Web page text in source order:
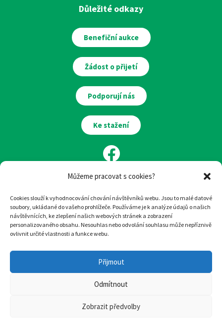
Můžeme pracovat s cookies?
Cookies slouží k vyhodnocování chování návštěvníků webu. Jsou to malé datové
soubory, ukládané do vašeho prohlížeče. Používáme je k analýze údajů o našich
návštěvnících, ke zlepšení našich webových stránek a zobrazení
personalizovaného obsahu. Nesouhlas nebo odvolání souhlasu může nepříznivě
ovlivnit určité vlastnosti a funkce webu.
Přijmout
Odmítnout
Zobrazit předvolby
Důležité odkazy
Benefiční aukce
Žádost o přijetí
Podporují nás
Ke stažení
© Hospic svatého Lazara, 2022
Ilustrace:Eva Chmelová
Design atvorba webu